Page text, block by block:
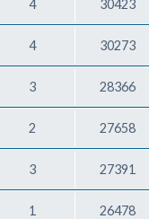
4 30423
4 30273
3 28366
2 27658
3 27391
1 26478